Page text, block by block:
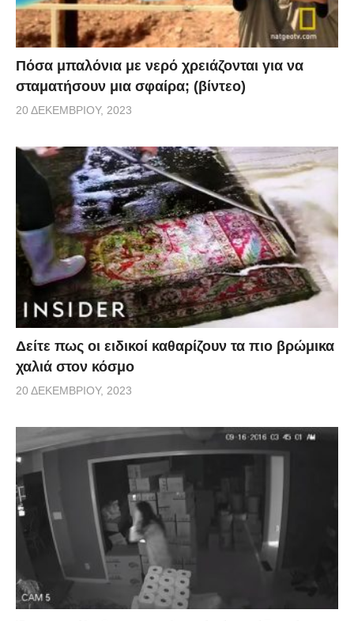
Πόσα μπαλόνια με νερό χρειάζονται για να
σταματήσουν μια σφαίρα; (βίντεο)
20 ΔΕΚΕΜΒΡΊΟΥ, 2023
Δείτε πως οι ειδικοί καθαρίζουν τα πιο βρώμικα
χαλιά στον κόσμο
20 ΔΕΚΕΜΒΡΊΟΥ, 2023